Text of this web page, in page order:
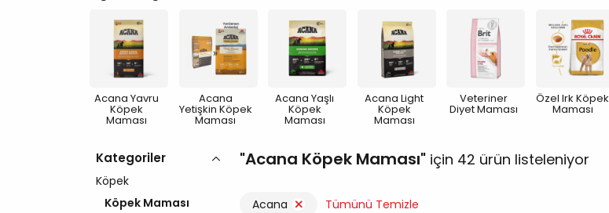
Acana Yavru
Köpek
Maması
Acana
Yetişkin Köpek
Maması
Acana Yaşlı
Köpek
Maması
Acana Light
Köpek
Maması
Veteriner
Diyet Maması
Özel Irk Köpek
Maması
Kategoriler
Köpek
Köpek Maması
Acana Köpek Maması için 42 ürün listeleniyor
Acana Tümünü Temizle